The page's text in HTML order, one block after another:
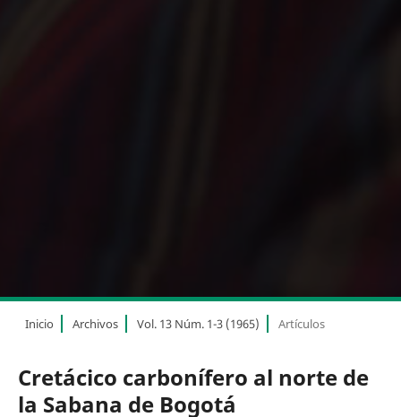
Inicio Archivos Vol. 13 Núm. 1-3 (1965) Artículos
Cretácico carbonífero al norte de
la Sabana de Bogotá